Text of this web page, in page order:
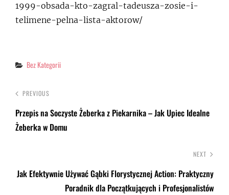
1999-obsada-kto-zagral-tadeusza-zosie-i-
telimene-pelna-lista-aktorow/
Categories
Bez Kategorii
PREVIOUS
Przepis na Soczyste Żeberka z Piekarnika – Jak Upiec Idealne
Żeberka w Domu
NEXT
Jak Efektywnie Używać Gąbki Florystycznej Action: Praktyczny
Poradnik dla Początkujących i Profesjonalistów